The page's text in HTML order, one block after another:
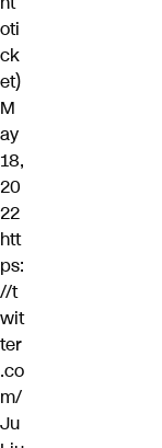
oti
ck
et)
M
ay
18,
20
22
htt
ps:
//t
wit
ter
.co
m/
Ju